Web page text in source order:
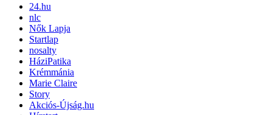
24.hu
nlc
Nők Lapja
Startlap
nosalty
HáziPatika
Krémmánia
Marie Claire
Story
Akciós-Újság.hu